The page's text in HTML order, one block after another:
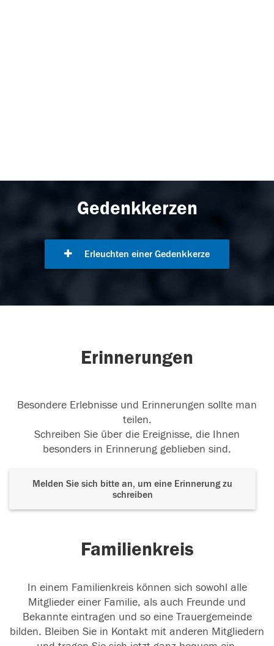
Gedenkkerzen
Erleuchten einer Gedenkkerze
Erinnerungen
Besondere Erlebnisse und Erinnerungen sollte man
teilen.
Schreiben Sie über die Ereignisse, die Ihnen
besonders in Erinnerung geblieben sind.
Melden Sie sich bitte an, um eine Erinnerung zu
schreiben
Familienkreis
In einem Familienkreis können sich sowohl alle
Mitglieder einer Familie, als auch Freunde und
Bekannte eintragen und so eine Trauergemeinde
bilden. Bleiben Sie in Kontakt mit anderen Mitgliedern